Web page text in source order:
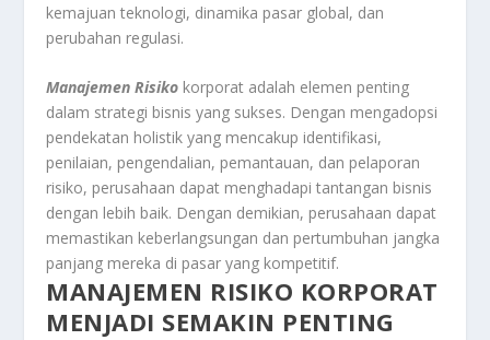
kemajuan teknologi, dinamika pasar global, dan
perubahan regulasi.
Manajemen Risiko korporat adalah elemen penting
dalam strategi bisnis yang sukses. Dengan mengadopsi
pendekatan holistik yang mencakup identifikasi,
penilaian, pengendalian, pemantauan, dan pelaporan
risiko, perusahaan dapat menghadapi tantangan bisnis
dengan lebih baik. Dengan demikian, perusahaan dapat
memastikan keberlangsungan dan pertumbuhan jangka
panjang mereka di pasar yang kompetitif.
MANAJEMEN RISIKO KORPORAT
MENJADI SEMAKIN PENTING